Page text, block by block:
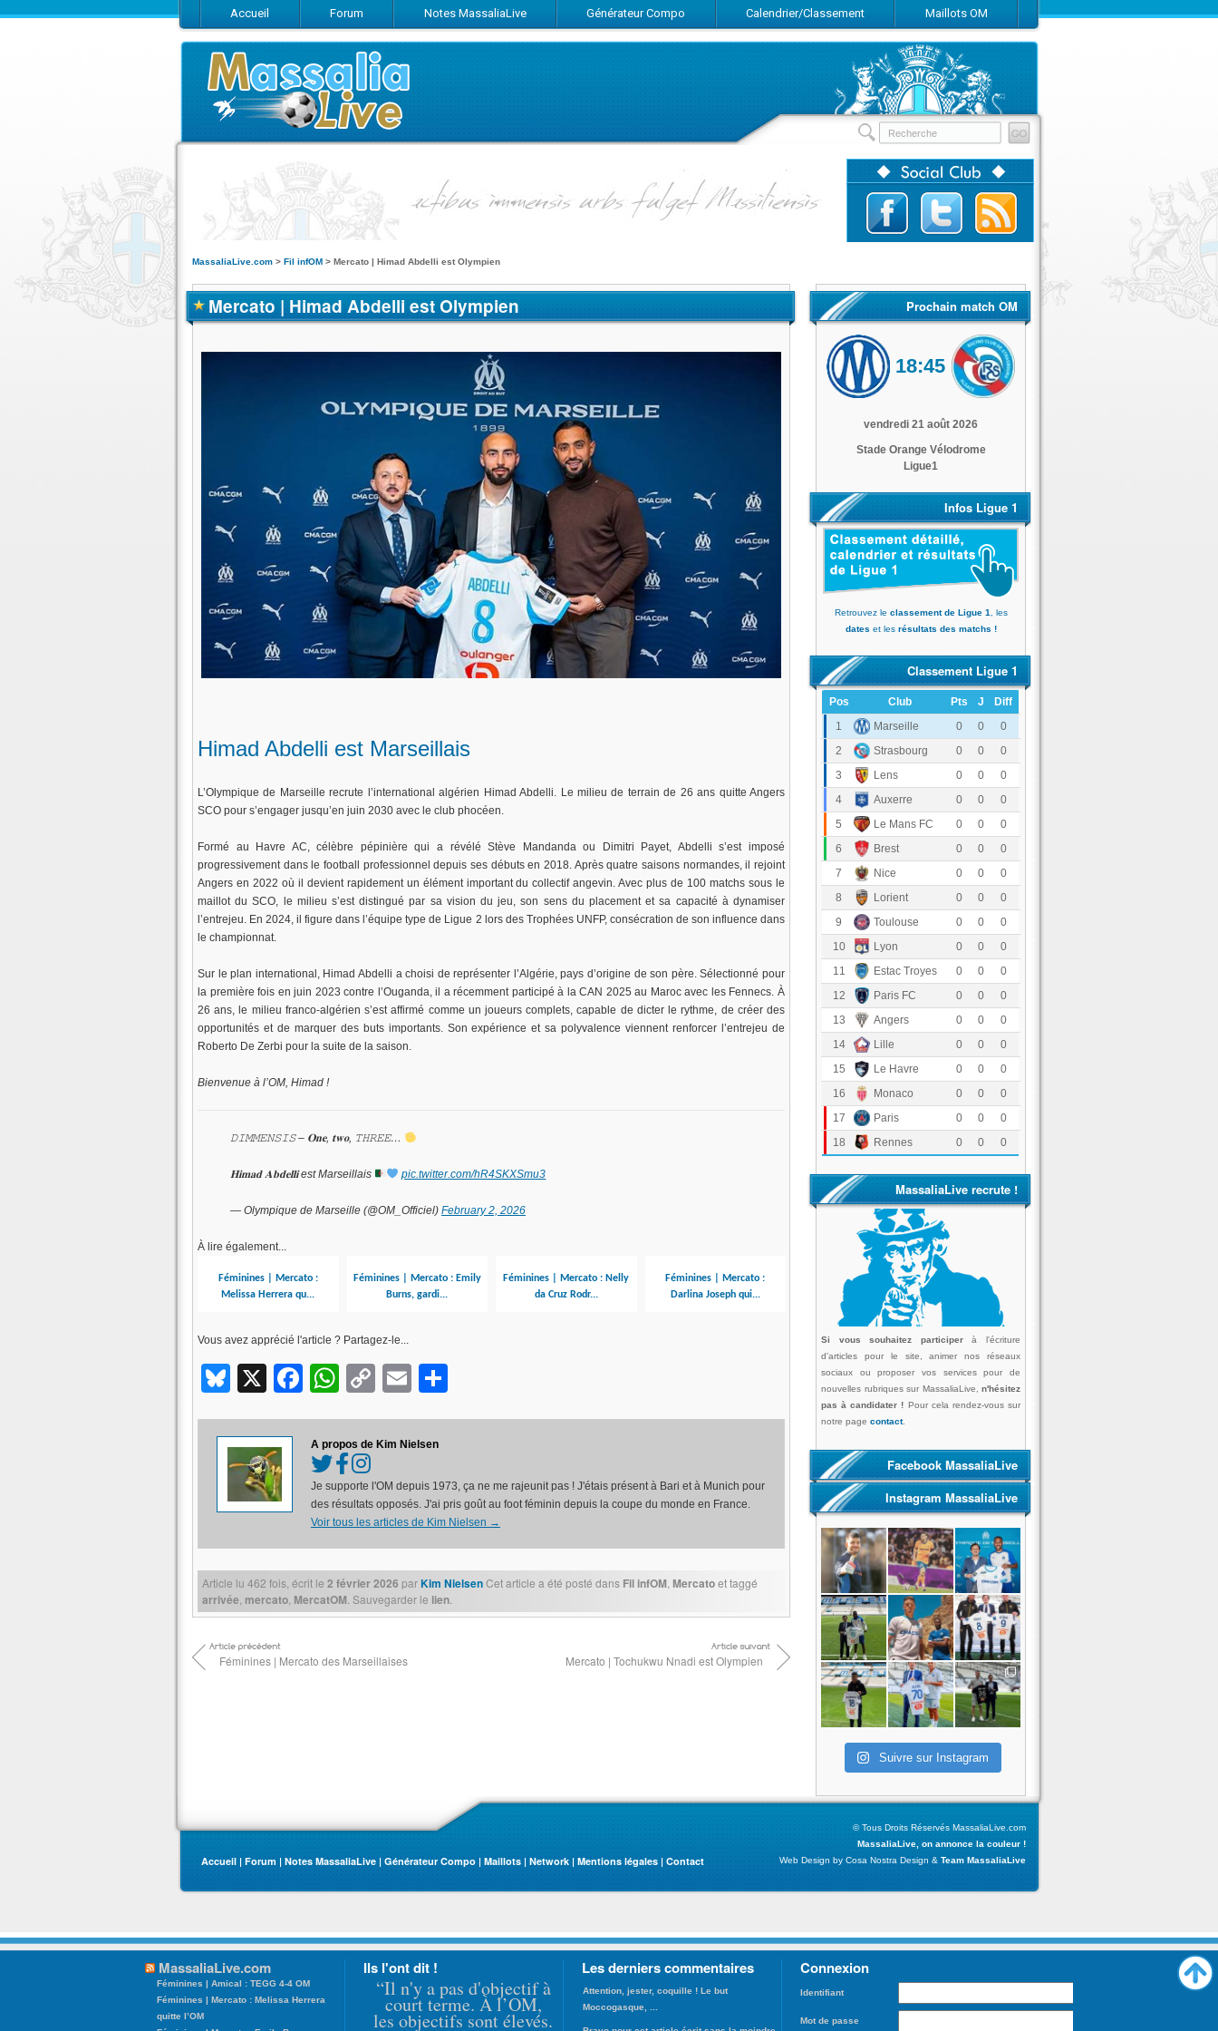
Accueil Forum Notes MassaliaLive Générateur Compo Calendrier/Classement Maillots OM
Suivez-nous sur Facebook
Suivez-nous sur TwitterAbonnez-vous au flux RSS
MassaliaLive.com > Fil infOM > Mercato | Himad Abdelli est Olympien
Mercato | Himad Abdelli est Olympien
Himad Abdelli est Marseillais
L’Olympique de Marseille recrute l’international algérien Himad Abdelli. Le milieu de terrain de 26 ans quitte Angers
SCO pour s’engager jusqu’en juin 2030 avec le club phocéen.
Formé au Havre AC, célèbre pépinière qui a révélé Stève Mandanda ou Dimitri Payet, Abdelli s’est imposé
progressivement dans le football professionnel depuis ses débuts en 2018. Après quatre saisons normandes, il rejoint
Angers en 2022 où il devient rapidement un élément important du collectif angevin. Avec plus de 100 matchs sous le
maillot du SCO, le milieu s’est distingué par sa vision du jeu, son sens du placement et sa capacité à dynamiser
l’entrejeu. En 2024, il figure dans l’équipe type de Ligue 2 lors des Trophées UNFP, consécration de son influence dans
le championnat.
Sur le plan international, Himad Abdelli a choisi de représenter l’Algérie, pays d’origine de son père. Sélectionné pour
la première fois en juin 2023 contre l’Ouganda, il a récemment participé à la CAN 2025 au Maroc avec les Fennecs. À
26 ans, le milieu franco-algérien s’est affirmé comme un joueurs complets, capable de dicter le rythme, de créer des
opportunités et de marquer des buts importants. Son expérience et sa polyvalence viennent renforcer l’entrejeu de
Roberto De Zerbi pour la suite de la saison.
Bienvenue à l’OM, Himad !
𝙳𝙸𝙼𝙼𝙴𝙽𝚂𝙸𝚂 – 𝐎𝐧𝐞, 𝐭𝐰𝐨, 𝚃𝙷𝚁𝙴𝙴…
𝐇𝐢𝐦𝐚𝐝 𝐀𝐛𝐝𝐞𝐥𝐥𝐢 est Marseillais pic.twitter.com/hR4SKXSmu3
— Olympique de Marseille (@OM_Officiel) February 2, 2026
À lire également...
Féminines | Mercato :
Melissa Herrera qu...
Féminines | Mercato : Emily
Burns, gardi...
Féminines | Mercato : Nelly
da Cruz Rodr...
Féminines | Mercato :
Darlina Joseph qui...
Vous avez apprécié l'article ? Partagez-le...
Bluesky
X Facebook
WhatsApp
CopyEmail
A propos de Kim Nielsen
Je supporte l'OM depuis 1973, ça ne me rajeunit pas ! J'étais présent à Bari et à Munich pour
des résultats opposés. J'ai pris goût au foot féminin depuis la coupe du monde en France.
Voir tous les articles de Kim Nielsen →
Article lu 462 fois, écrit le 2 février 2026 parKim NielsenCet article a été posté dans Fil infOM Mercatoet taggé
arrivée mercato MercatOM . Sauvegarder le lien
Féminines | Mercato des Marseillaises Mercato | Tochukwu Nnadi est Olympien
Prochain match OM
Olympique de Marseille
18:45 RC Strasbourg Alsace
vendredi 21 août 2026
Stade Orange Vélodrome
Ligue1
Infos Ligue 1
Retrouvez le classement de Ligue 1
, les
dates et les résultats des matchs !
Classement Ligue 1
Pos Club Pts J
Diff
1
Olympique de Marseille
0 0
0
2
RC Strasbourg Alsace
0 0
0
3
RC Lens 0 0
0
4
AJ Auxerre 0 0
0
5
Le Mans FC 0 0
0
6
Stade Brestois 290 0
0
7
OGC Nice 0 0
0
8
FC Lorient 0 0
0
9
Toulouse FC 0 0
0
10
Olympique Lyonnais
0 0
0
11
Estac Troyes 0 0
0
12
Paris FC 0 0
0
13
Angers SCO 0 0
0
14
LOSC Lille 0 0
0
15
Havre Athletic Club
0 0
0
16
AS Monaco 0 0
0
17
Paris Saint-Germain
0 0
0
18
Stade Rennais FC
0 0 0
MassaliaLive recrute !
Si vous souhaitez participerà l'écriture
d'articles pour le site, animer nos réseaux
sociaux ou proposer vos services pour de
nouvelles rubriques sur MassaliaLive, n'hésitez
pas à candidater ! Pour cela rendez-vous sur
notre page contact.
Facebook MassaliaLive
Instagram MassaliaLive
Suivre sur Instagram
Accueil | Forum | Notes MassaliaLive | Générateur Compo | Maillots | Network | Mentions légales | Contact
© Tous Droits Réservés MassaliaLive.com
MassaliaLive, on annonce la couleur !
Web Design by Cosa Nostra Design & Team MassaliaLive
MassaliaLive.com
Féminines | Amical : TEGG 4-4 OM
Féminines | Mercato : Melissa Herrera
quitte l’OM
Ils l'ont dit !
“Il n'y a pas d'objectif à
court terme. À l’OM,
les objectifs sont élevés.
Les derniers commentaires
Attention, jester, coquille ! Le but
Bravo pour cet article écrit sans la moindre
Connexion
Identifiant
Mot de passe